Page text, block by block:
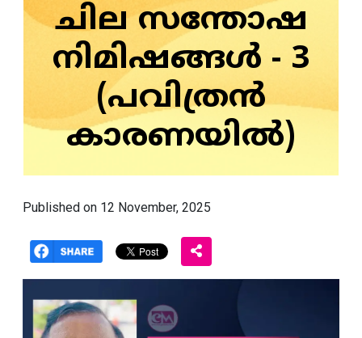
ചില സന്തോഷ
നിമിഷങ്ങൾ - 3
(പവിത്രൻ
കാരണയിൽ)
Published on 12 November, 2025